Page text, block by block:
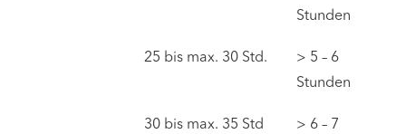
Stunden
25 bis max. 30 Std.
> 5 – 6
Stunden
30 bis max. 35 Std
> 6 – 7